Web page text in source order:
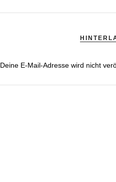
Deine E-Mail-Adresse wird nicht